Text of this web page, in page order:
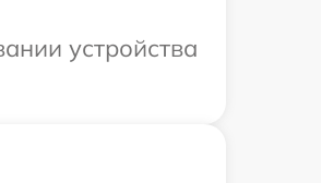
устройства